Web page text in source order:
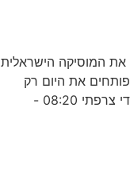
לכל אחד יש את המוסיקה הישראלית
את היום רק
בכחול לבן. ש.ח. פבלו, אוכל וחברים 4 - צדי צרפתי 08:20 -